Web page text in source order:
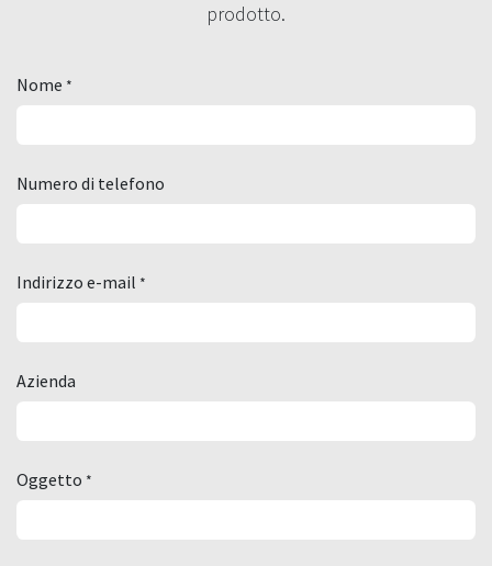
prodotto.
Nome *
Numero di telefono
Indirizzo e-mail *
Azienda
Oggetto *